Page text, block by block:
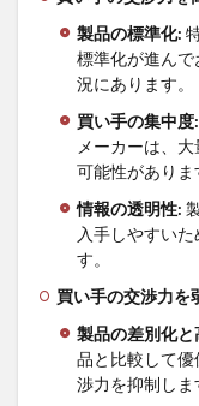
4.2.4
4. 買い手の
交渉力
（Bargaining
power of
buyers）:
4.2.5
5. 売り手の
交渉力
（Bargaining
power of
suppliers）:
4.3
投資
家に
向け
製品の標準化:
標準化が進ん
況にあります。
買い手の集中度:
メーカーは、
可能性がありま
情報の透明性:
入手しやすい
す。
買い手の交渉力を
製品の差別化と
品と比較して
渉力を抑制しま